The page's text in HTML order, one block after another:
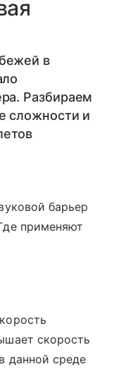
в
Разбираем
сложности и
барьер
применяют
скорость
данной среде